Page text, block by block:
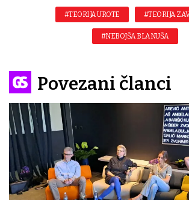
#TEORIJA UROTE #TEORIJA
#NEBOJŠA BLANUŠA
Povezani članci